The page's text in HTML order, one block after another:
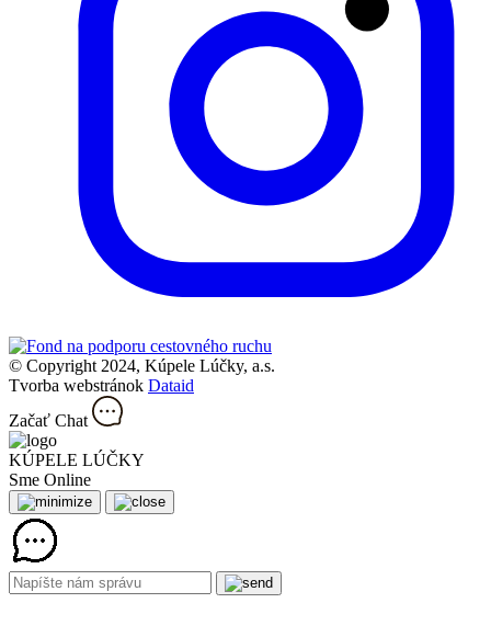
© Copyright 2024, Kúpele Lúčky, a.s.
Tvorba webstránok Dataid
Začať Chat
KÚPELE LÚČKY
Sme Online